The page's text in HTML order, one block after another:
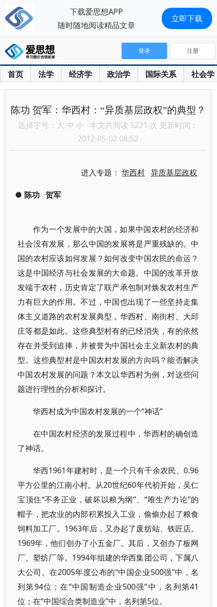
首页 法学 经济学 政治学 国际关系 社会学
登录 注册
陈功 贺军：华西村：“异质基层政权”的典型？
选择字号： 大 中 小 本文共阅读 5221 次 更新时间：
2012-05-02 08:52
进入专题：华西村 异质基层政权
● 陈功 贺军
作为一个发展中的大国，如果中国农村的经济和
社会没有发展，那么中国的发展将是严重残缺的。中
国的农村应该如何发展？如何改变中国农民的命运？
这是中国经济与社会发展的大命题。中国的改革开放
发端于农村，历史肯定了联产承包制对焕发农村生产
力有巨大的作用。不过，中国也出现了一些坚持走集
体主义道路的农村发展典型，华西村、南街村、大邱
庄等都是如此。这些典型村有的已经消失，有的依然
存在并受到追捧，并被誉为中国社会主义新农村的典
型。这些典型村是中国农村发展的方向吗？能否解决
中国农村发展的问题？本文以华西村为例，对这些问
题进行理性的分析和探讨。
华西村成为中国农村发展的一个“神话”
在中国农村经济的发展过程中，华西村的确创造
了神话。
华西1961年建村时，是一个只有千余农民、0.96
平方公里的江南小村。从20世纪60年代初开始，吴仁
宝顶住“不务正业，破坏以粮为纲”、“唯生产力论”的
帽子，把农业的内部积累投入工业，偷偷办起了粮食
饲料加工厂。1963年后，又办起了废纺站、铁匠店。
1969年，他们创办了小五金厂。其后，又创办了板网
厂、塑纺厂等。1994年组建的华西集团公司，下属八
大公司。在2005年度公布的“中国企业500强”中，名
列第94位；在“中国制造企业500强”中，名列第41
位；在“中国综合类制造业”中，名列第5位。
下载爱思想APP
随时随地阅读精品文章
立即下载